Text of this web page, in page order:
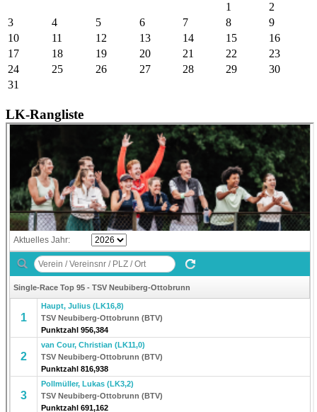
1
2
3
4 5 6 7 8
9
10
11 12 13 14 15
16
17
18 19 20 21 22
23
24
25 26 27 28 29
30
31
LK-Rangliste